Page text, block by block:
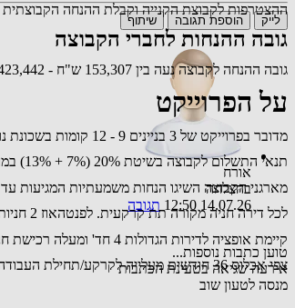
ההצטרפות לקבוצת הקנייה וקבלת ההנחה הקבוצתית בתוקף עד 20/8/2026. לאחר מכן הקנייה תהייה
גובה ההנחות לחברי הקבוצה
גובה ההנחה לקבוצה נעה בין 153,307 ש"ח - 423,442 ש"ח בהתאם לסוג הנכס, מספר החדרים, שטח המרפסת, הקומה וכד'
על הפרוייקט
מדובר בפרוייקט של 3 בניינים 9 - 12 קומות בשכונת נוריות החדשה והמבוקשת במזרח ראשון לציון.
תנאי התשלום לקבוצה בשיטת 20% (7% + 13%) במעמד החתימה. 80% לקראת מסירת המפתח. במסלול פטור מהצמדה למדד.
מארגני הקבוצה השיגו הנחות משמעתיות המגיעות
לכל דירה חניה מקורה תת קרקעית. לפנטהאוז 2 חניות
קיימת אופציה לדירות הגדולות 4 חד' ומעלה רכישת חנייה נוספת בתשלום.
צפי אכלוס 36 חודשים מעלייה לקרקע/תחילת העבודה
לייק הוספת תגובה שיתוף
אורח
בהצלחה
14.07.26 12:50
תגובה
טוען כתבות נוספות...
אירעה שגיאה בטעינת הכתבות
מנסה לטעון שוב